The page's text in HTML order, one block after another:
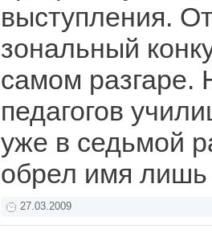
выступления.
зональный
самом разгаре.
педагогов
уже в седьмой
обрел имя лишь
27.03.2009